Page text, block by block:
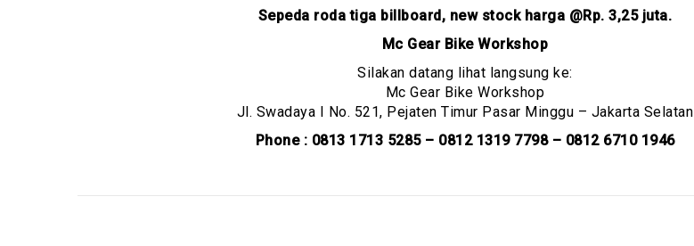
Sepeda roda tiga billboard, new stock harga @Rp. 3,25 juta.
Mc Gear Bike Workshop
Silakan datang lihat langsung ke:
Mc Gear Bike Workshop
Jl. Swadaya I No. 521, Pejaten Timur Pasar Minggu – Jakarta Selatan
Phone : 0813 1713 5285 – 0812 1319 7798 – 0812 6710 1946